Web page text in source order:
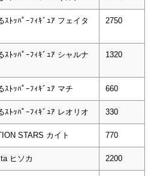
ｽﾄｯﾊﾟｰﾌｨｷﾞｭｱ フェイタ
2750
ｽﾄｯﾊﾟｰﾌｨｷﾞｭｱ シャルナ
1320
ｽﾄｯﾊﾟｰﾌｨｷﾞｭｱ マチ 660
ｽﾄｯﾊﾟｰﾌｨｷﾞｭｱ レオリオ 330
STARS カイト 770
ヒソカ 2200